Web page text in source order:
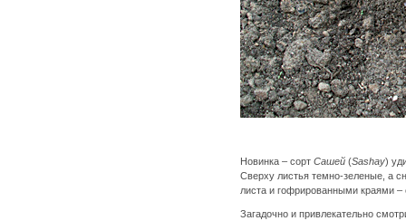
Новинка – сорт Сашей (Sashay)
Сверху листья темно-зеленые, а
листа и гофрированными краями
Загадочно и привлекательно